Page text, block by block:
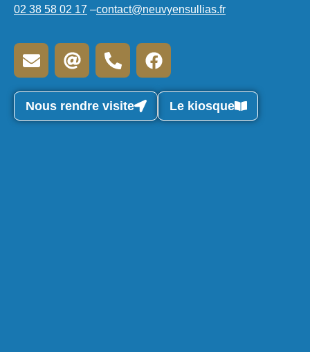
02 38 58 02 17 –contact@neuvyensullias.fr
Nous rendre visite Le kiosque